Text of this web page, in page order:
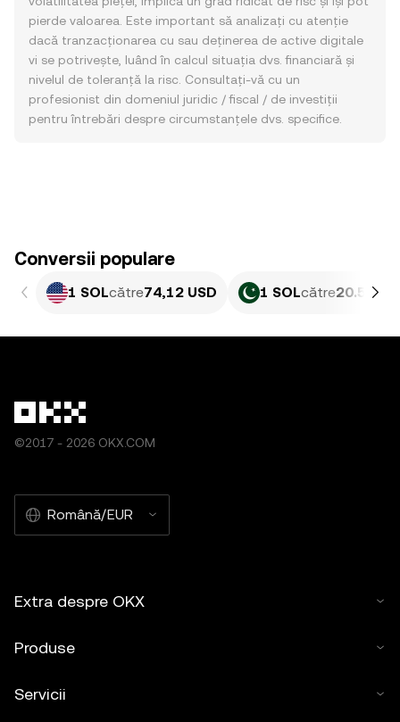
pierde valoarea. Este important să analizați cu atenție
dacă tranzacționarea cu sau deținerea de active digitale
vi se potrivește, luând în calcul situația dvs. financiară și
nivelul de toleranță la risc. Consultați-vă cu un
profesionist din domeniul juridic / fiscal / de investiții
pentru întrebări despre circumstanțele dvs. specifice.
Conversii populare
1 SOLcătre74,12 USD 1 SOLcătre
©2017 - 2026 OKX.COM
Română/EUR
Extra despre OKX
Produse
Servicii